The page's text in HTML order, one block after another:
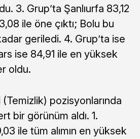
3. Grup’ta Şanlıurfa 83,12
ile öne çıktı; Bolu bu
geriledi. 4. Grup’ta ise
ise 84,91 ile en yüksek
oldu.
pozisyonlarında
bir görünüm aldı. 1.
ile tüm alımın en yüksek